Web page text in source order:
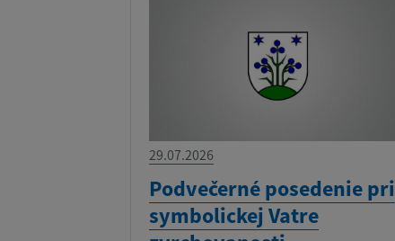
29.07.2026
Podvečerné posedenie pri
symbolickej Vatre